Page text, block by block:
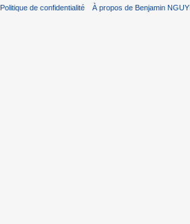
Politique de confidentialité À propos de Benjamin